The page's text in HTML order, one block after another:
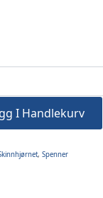
I Handlekurv
, Spenner